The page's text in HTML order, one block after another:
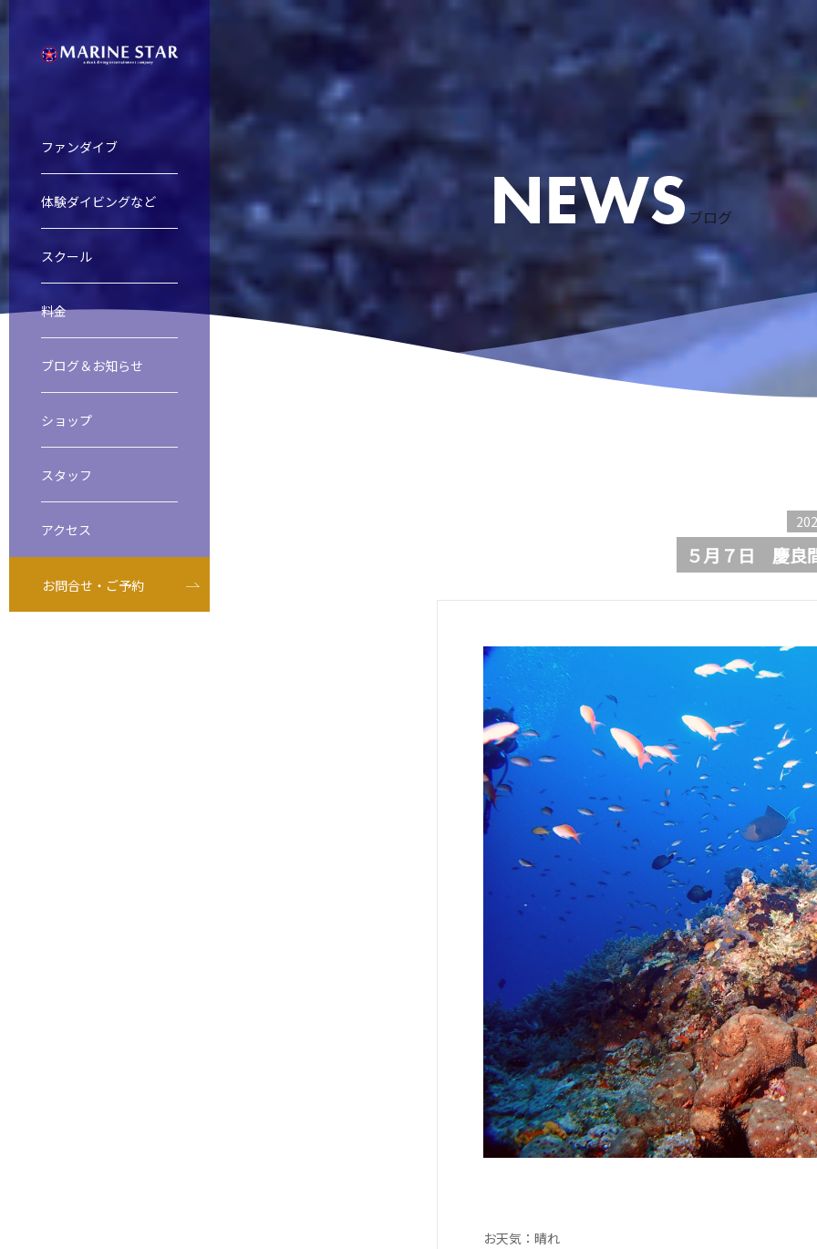
ファンダイブ
慶良間諸島ファンダイビング 粟国島遠征
渡名喜島遠征 リクエストコース
体験ダイビングなど
慶良間諸島体験ダイビング＆スノーケリング 慶良間諸島スノーケリング
スクール
オープンウォーター・ダイバー・コース アドバンスドオープンウォーターコース
レスキューダイバーコース EFRコース
料金
ファンダイブ 体験ダイビングなど
スクール 器材レンタル
ブログ＆お知らせ
ショップ
スタッフ
アクセス
お問合せ・ご予約
ブログ
５月７日 慶良
お天気：晴れ